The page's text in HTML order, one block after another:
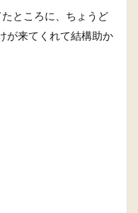
たところに、ちょうど
が来てくれて結構助か